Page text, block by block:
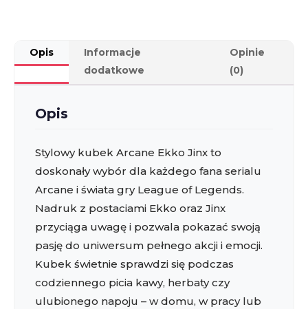
fana
Opis
Informacje
dodatkowe
Opinie
(0)
Opis
Stylowy kubek Arcane Ekko Jinx to
doskonały wybór dla każdego fana serialu
Arcane i świata gry League of Legends.
Nadruk z postaciami Ekko oraz Jinx
przyciąga uwagę i pozwala pokazać swoją
pasję do uniwersum pełnego akcji i emocji.
Kubek świetnie sprawdzi się podczas
codziennego picia kawy, herbaty czy
ulubionego napoju – w domu, w pracy lub